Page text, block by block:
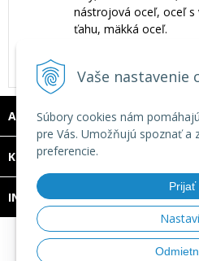
Vaše nastavenie
Súbory cookies nám
pre Vás. Umožňujú spoznať a
preferencie.
Prijať
nástrojová oceľ, oceľ s
ťahu, mäkká oceľ.
2,70 €
ADRESA
KONTAKT
INFO
© 2026 TECHNOMAT SK •
DOVOLENKA 3. - 7.
Predajňa bude
objednávky začneme
Ďakujeme za